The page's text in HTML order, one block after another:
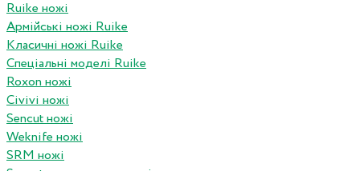
Ruike ножі
Армійські ножі Ruike
Класичні ножі Ruike
Спеціальні моделі Ruike
Roxon ножi
Civivi ножі
Sencut ножі
Weknife ножі
SRM ножі